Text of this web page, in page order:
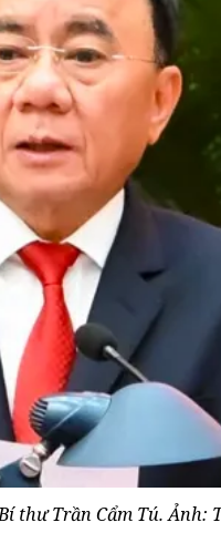
thư Trần Cẩm Tú. Ảnh: